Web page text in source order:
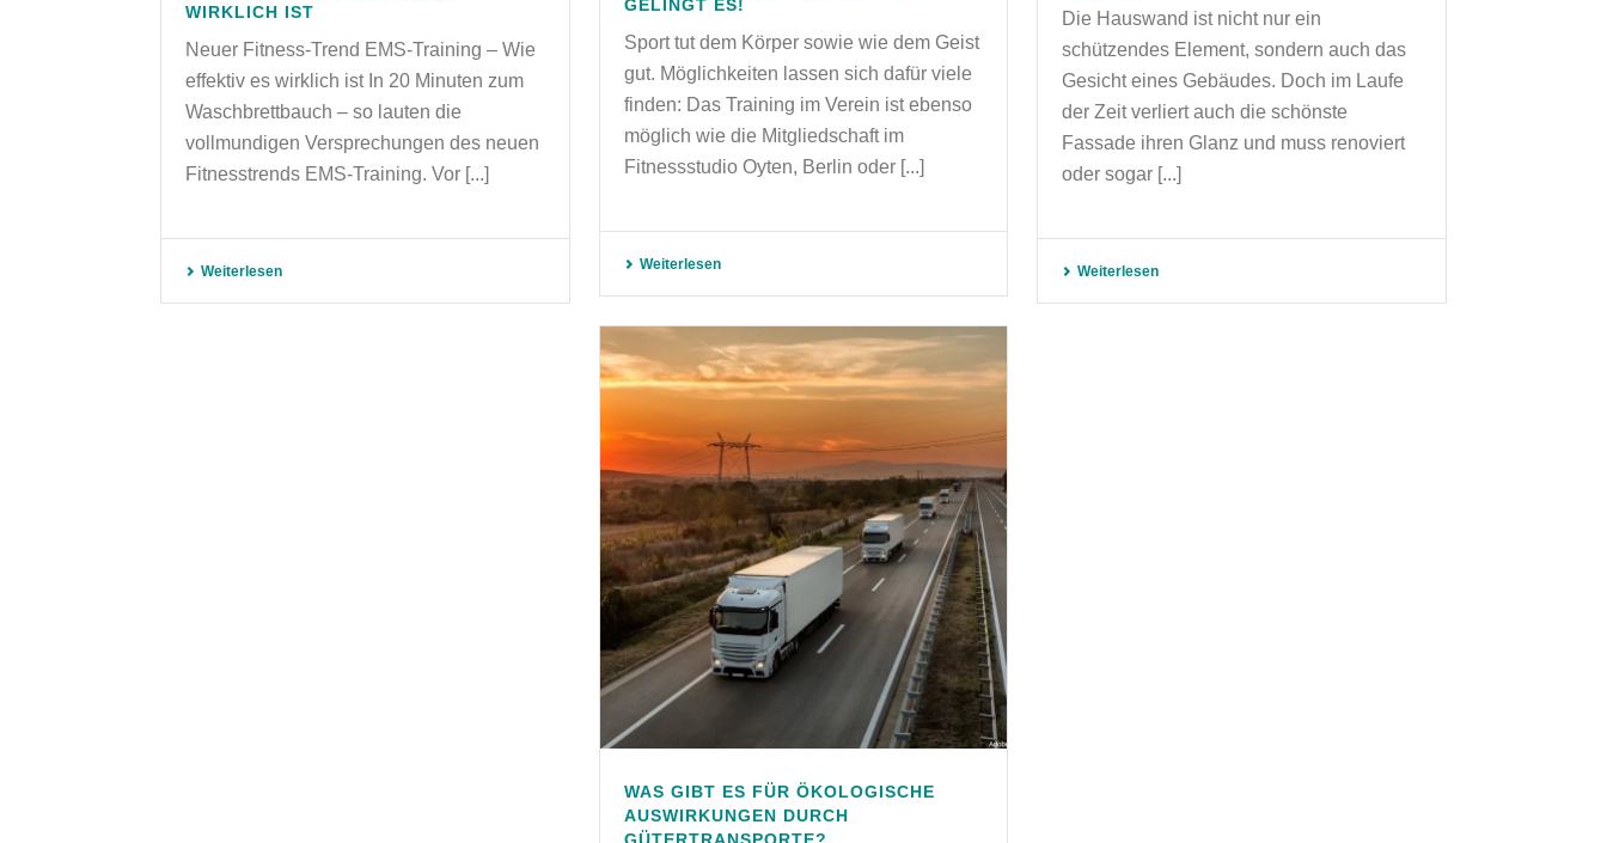
Die Hauswand ist nicht nur ein
schützendes Element, sondern auch das
Gesicht eines Gebäudes. Doch im Laufe
der Zeit verliert auch die schönste
Fassade ihren Glanz und muss renoviert
oder sogar [...]
Weiterlesen
GELINGT ES!
Sport tut dem Körper sowie wie dem Geist
gut. Möglichkeiten lassen sich dafür viele
finden: Das Training im Verein ist ebenso
möglich wie die Mitgliedschaft im
Fitnessstudio Oyten, Berlin oder [...]
Weiterlesen
WIRKLICH IST
Neuer Fitness-Trend EMS-Training – Wie
effektiv es wirklich ist In 20 Minuten zum
Waschbrettbauch – so lauten die
vollmundigen Versprechungen des neuen
Fitnesstrends EMS-Training. Vor [...]
Weiterlesen
WAS GIBT ES FÜR ÖKOLOGISCHE
AUSWIRKUNGEN DURCH
GÜTERTRANSPORTE?